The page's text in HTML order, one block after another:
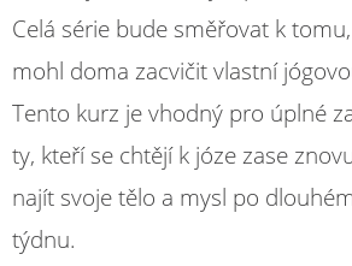
Celá série bude směřovat k
mohl doma zacvičit vlastní
Tento kurz je vhodný pro úplné
ty, kteří se chtějí k józe zase
najít svoje tělo a mysl po
týdnu.